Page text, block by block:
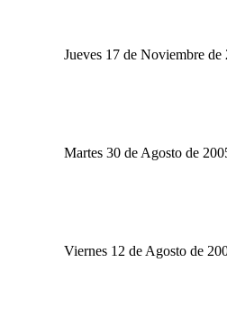
Jueves 17 de Noviembre de
Martes 30 de Agosto de
Viernes 12 de Agosto de